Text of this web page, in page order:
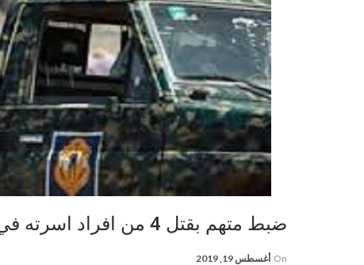
ضبط متهم بقتل 4 من افراد اسرته في الضالع
On أغسطس 19, 2019